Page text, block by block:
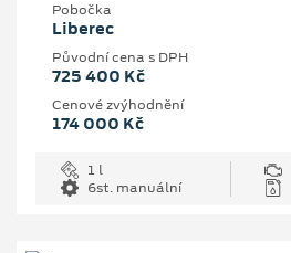
Pobočka
Liberec
Původní cena s DPH
725 400 Kč
Cenové zvýhodnění
174 000 Kč
1 l
6st. manuální